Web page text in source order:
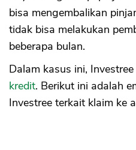
bisa mengembalikan
tidak bisa melakukan
beberapa bulan.
Dalam kasus ini,
kredit. Berikut ini adalah
Investree terkait klaim ke